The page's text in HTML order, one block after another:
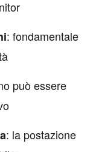
: fondamentale
può essere
: la postazione